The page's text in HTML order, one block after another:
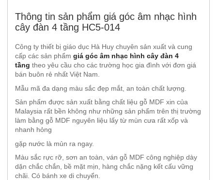
Thông tin sản phẩm giá góc âm nhạc hình
cây đàn 4 tầng HC5-014
Công ty thiết bị giáo dục Hà Huy chuyên sản xuất và cung
cấp các sản phẩm giá góc âm nhạc hình cây đàn 4
tầng theo yêu cầu cho các trường học gia đình với đơn giá
bán buôn rẻ nhất Việt Nam.
Mẫu mã đa dạng màu sắc đẹp mắt, an toàn chất lượng.
Sản phẩm được sản xuất bằng chất liệu gỗ MDF xin của
Malaysia rất bền không như những sản phẩm trên thị trường
làm bằng gỗ MDF nguyên liệu lấy từ mùn cưa rất xốp và
nhanh hỏng
gặp nước là mủn ra ngay.
Màu sắc rực rỡ, sơn an toàn, ván gỗ MDF công nghiệp dày
dặn chắc chắn, bề mặt mịn, hàng chắc nặng kết cấu vững
chãi. Có bánh xe di chuyển.